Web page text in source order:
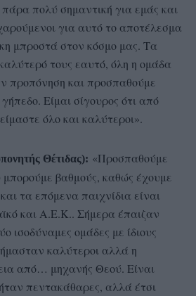
πολύ σημαντική για εμάς και
για αυτό το αποτέλεσμα
μπροστά στον κόσμο μας. Τα
τους εαυτό, όλη η ομάδα
προπόνηση και προσπαθούμε
Είμαι σίγουρος ότι από
όλο και καλύτεροι».
Θέτιδας): «Προσπαθούμε
βαθμούς, καθώς έχουμε
τα επόμενα παιχνίδια είναι
και Α.Ε.Κ.. Σήμερα έπαιζαν
ισοδύναμες ομάδες με ίδιους
καλύτεροι αλλά η
από… μηχανής Θεού. Είναι
πεντακάθαρες, αλλά έτσι